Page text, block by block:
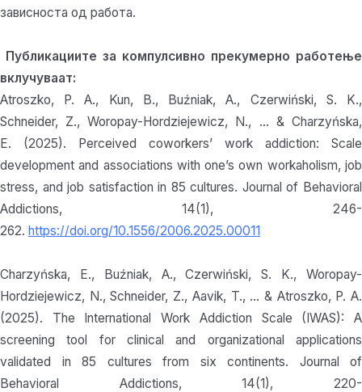
зависноста од работа.
Публикациите за компулсивно прекумерно работење
вклучуваат:
Atroszko, P. A., Kun, B., Buźniak, A., Czerwiński, S. K.,
Schneider, Z., Woropay-Hordziejewicz, N., … & Charzyńska,
E. (2025). Perceived coworkers’ work addiction: Scale
development and associations with one’s own workaholism, job
stress, and job satisfaction in 85 cultures. Journal of Behavioral
Addictions, 14(1), 246-
262. https://doi.org/10.1556/2006.2025.00011
Charzyńska, E., Buźniak, A., Czerwiński, S. K., Woropay-
Hordziejewicz, N., Schneider, Z., Aavik, T., … & Atroszko, P. A.
(2025). The International Work Addiction Scale (IWAS): A
screening tool for clinical and organizational applications
validated in 85 cultures from six continents. Journal of
Behavioral Addictions, 14(1), 220-